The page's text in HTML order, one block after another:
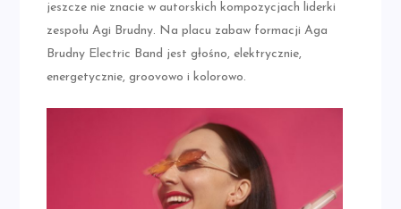
jeszcze nie znacie w autorskich kompozycjach liderki
zespołu Agi Brudny. Na placu zabaw formacji Aga
Brudny Electric Band jest głośno, elektrycznie,
energetycznie, groovowo i kolorowo.